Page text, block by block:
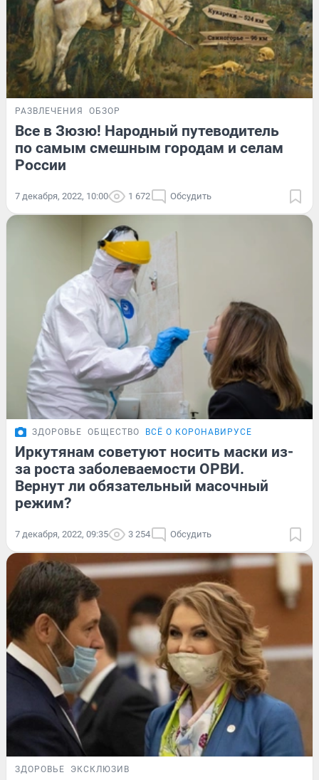
РАЗВЛЕЧЕНИЯ ОБЗОР
Все в Зюзю! Народный путеводитель
по самым смешным городам и селам
России
7 декабря, 2022, 10:00 1 672 Обсудить
ЗДОРОВЬЕ ОБЩЕСТВО ВСЁ О КОРОНАВИРУСЕ
Иркутянам советуют носить маски из-
за роста заболеваемости ОРВИ.
Вернут ли обязательный масочный
режим?
7 декабря, 2022, 09:35 3 254 Обсудить
ЗДОРОВЬЕ ЭКСКЛЮЗИВ